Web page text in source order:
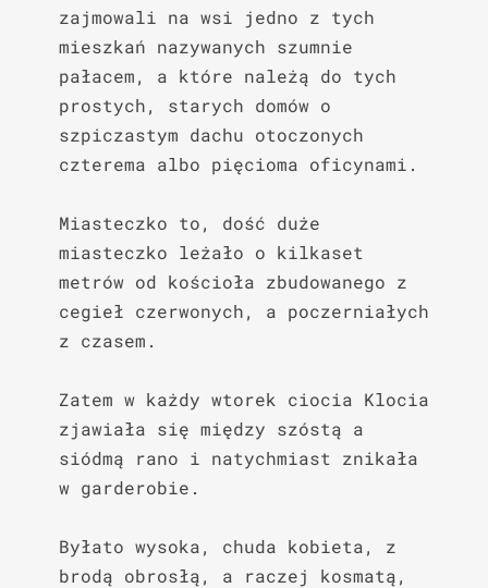
zajmowali na wsi jedno z tych
mieszkań nazywanych szumnie
pałacem, a które należą do tych
prostych, starych domów o
szpiczastym dachu otoczonych
czterema albo pięcioma oficynami.
Miasteczko to, dość duże
miasteczko leżało o kilkaset
metrów od kościoła zbudowanego z
cegieł czerwonych, a poczerniałych
z czasem.
Zatem w każdy wtorek ciocia Klocia
zjawiała się między szóstą a
siódmą rano i natychmiast znikała
w garderobie.
Byłato wysoka, chuda kobieta, z
brodą obrosłą, a raczej kosmatą,